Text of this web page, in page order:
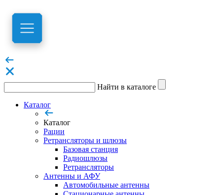
Найти в каталоге
Каталог
Каталог
Рации
Ретрансляторы и шлюзы
Базовая станция
Радиошлюзы
Ретрансляторы
Антенны и АФУ
Автомобильные антенны